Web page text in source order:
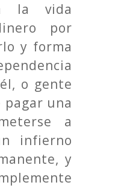
la vida
por
y forma
o gente
una
a
infierno
y